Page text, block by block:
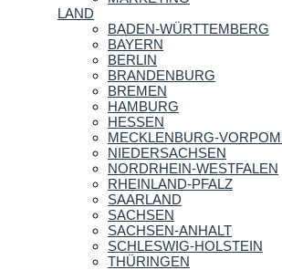
LAND
BADEN-WÜRTTEMBERG
BAYERN
BERLIN
BRANDENBURG
BREMEN
HAMBURG
HESSEN
MECKLENBURG-
NIEDERSACHSEN
NORDRHEIN-WESTFALEN
RHEINLAND-PFALZ
SAARLAND
SACHSEN
SACHSEN-ANHALT
SCHLESWIG-HOLSTEIN
THÜRINGEN